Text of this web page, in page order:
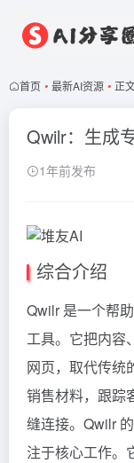
首页 • 最新AI资源 • 正
Qwilr：生成
1年前发布
综合介绍
Qwilr 是一个帮
工具。它把内容
网页，取代传统
销售材料，跟踪
缝连接。Qwilr
注于核心工作。